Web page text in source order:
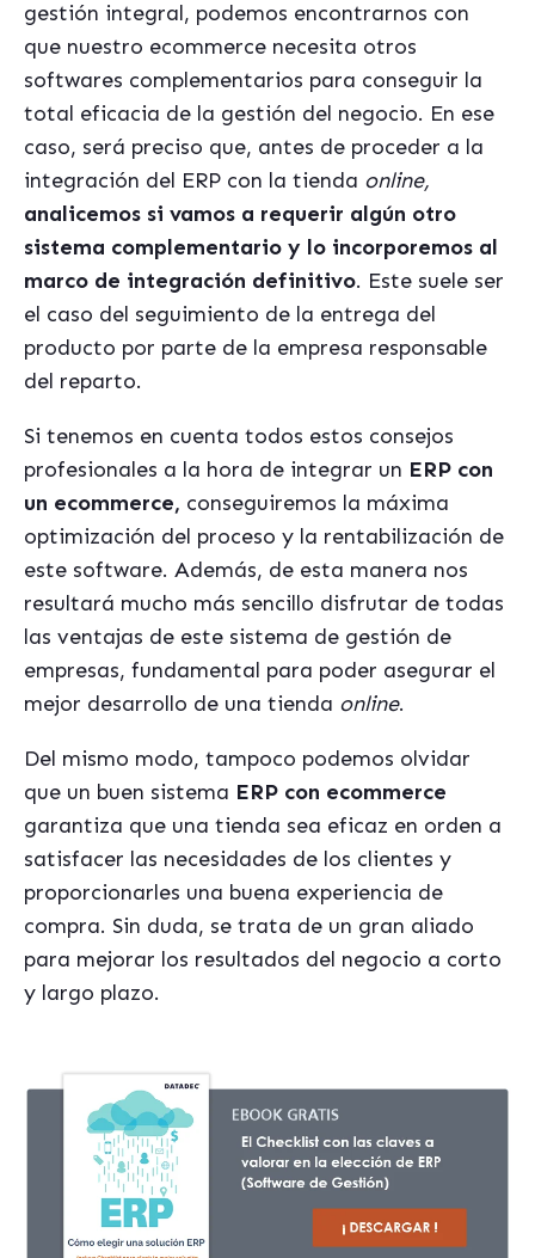
gestión integral, podemos encontrarnos con
que nuestro ecommerce necesita otros
softwares complementarios para conseguir la
total eficacia de la gestión del negocio. En ese
caso, será preciso que, antes de proceder a la
integración del ERP con la tienda online,
analicemos si vamos a requerir algún otro
sistema complementario y lo incorporemos al
marco de integración definitivo. Este suele ser
el caso del seguimiento de la entrega del
producto por parte de la empresa responsable
del reparto.
Si tenemos en cuenta todos estos consejos
profesionales a la hora de integrar un ERP con
un ecommerce, conseguiremos la máxima
optimización del proceso y la rentabilización de
este software. Además, de esta manera nos
resultará mucho más sencillo disfrutar de todas
las ventajas de este sistema de gestión de
empresas, fundamental para poder asegurar el
mejor desarrollo de una tienda online.
Del mismo modo, tampoco podemos olvidar
que un buen sistema ERP con ecommerce
garantiza que una tienda sea eficaz en orden a
satisfacer las necesidades de los clientes y
proporcionarles una buena experiencia de
compra. Sin duda, se trata de un gran aliado
para mejorar los resultados del negocio a corto
y largo plazo.